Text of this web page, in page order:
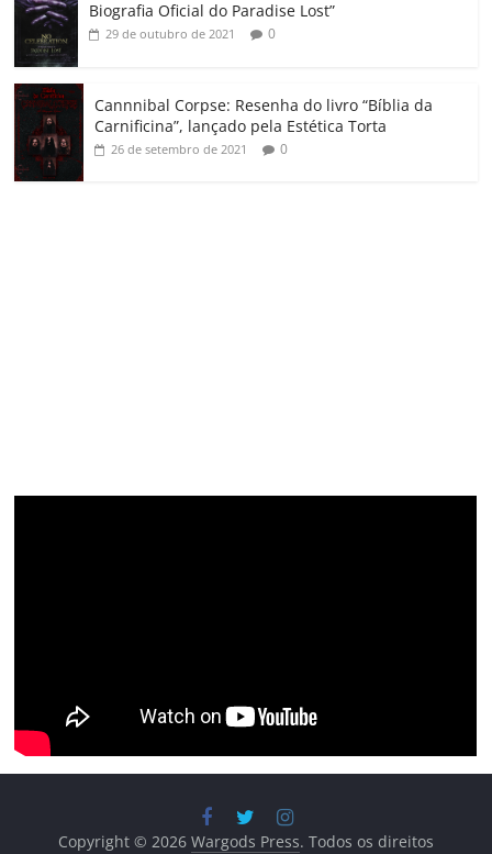
Biografia Oficial do Paradise Lost”
29 de outubro de 2021 0
Cannnibal Corpse: Resenha do livro “Bíblia da
Carnificina”, lançado pela Estética Torta
26 de setembro de 2021 0
Copyright © 2026 Wargods Press. Todos os direitos